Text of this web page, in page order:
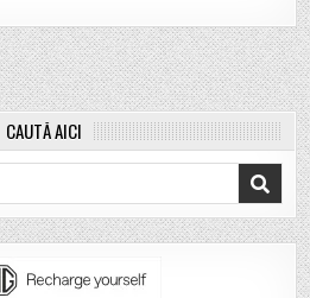
CAUTĂ AICI